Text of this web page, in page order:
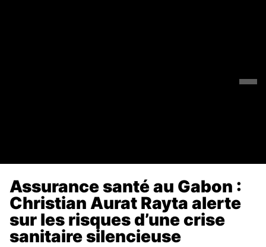
Assurance santé au Gabon :
Christian Aurat Rayta alerte
sur les risques d’une crise
sanitaire silencieuse